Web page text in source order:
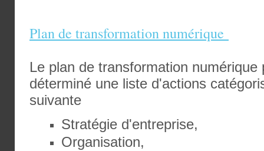
Plan de transformation numérique
Le plan de transformation numérique
déterminé une liste d'actions
suivante
Stratégie d'entreprise,
Organisation,